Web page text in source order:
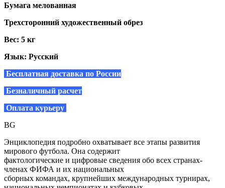
Бумага мелованная
Трехсторонний художественный обрез
Вес: 5 кг
Язык: Русский
Бесплатная доставка по России
Безналичный расчет
Оплата курьеру
BG
Энциклопедия подробно охватывает все этапы развития
мирового футбола. Она содержит
фактологические и цифровые сведения обо всех странах-
членах ФИФА и их национальных
сборных командах, крупнейших международных турнирах,